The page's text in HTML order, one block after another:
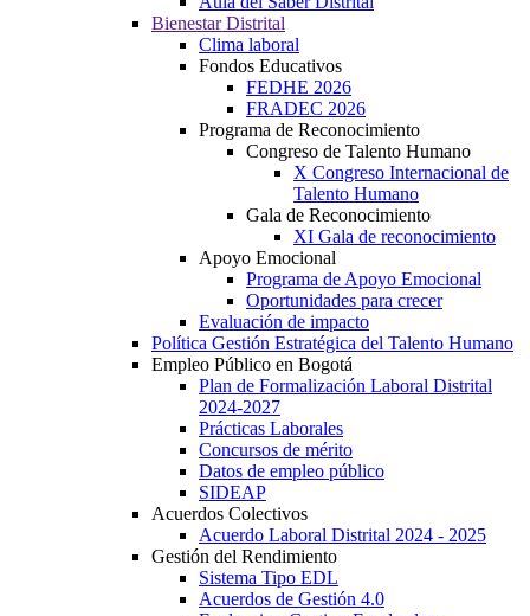
Bienestar Distrital
Clima laboral
Fondos Educativos
FEDHE 2026
FRADEC 2026
Programa de Reconocimiento
Congreso de Talento Humano
X Congreso Internacional de
Talento Humano
Gala de Reconocimiento
XI Gala de reconocimiento
Apoyo Emocional
Programa de Apoyo Emocional
Oportunidades para crecer
Evaluación de impacto
Política Gestión Estratégica del Talento Humano
Empleo Público en Bogotá
Plan de Formalización Laboral Distrital
2024-2027
Prácticas Laborales
Concursos de mérito
Datos de empleo público
SIDEAP
Acuerdos Colectivos
Acuerdo Laboral Distrital 2024 - 2025
Gestión del Rendimiento
Sistema Tipo EDL
Acuerdos de Gestión 4.0